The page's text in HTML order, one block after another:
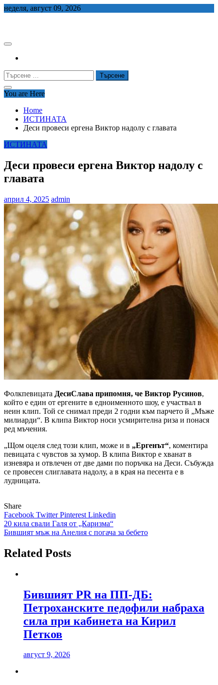
Skip
неделя, август 09, 2026
Търсене
за:
You are Here
Home
ИСТИНАТА
Деси провеси ергена Виктор надолу с главата
ИСТИНАТА
Деси провеси ергена Виктор надолу с
главата
април 4, 2025 admin
Фолкпевицата ДесиСлава припомня, че Виктор Русинов,
който е един от ергените в едноименното шоу, е участвал в
неин клип. Той се снимал преди 2 годни към парчето й „Мъже
милиарди“. В клипа Виктор носи усмирителна риза и понася
ред мъчения.
„Щом оцеля след този клип, може и в „Ергенът“, коментира
певицата с чувстов за хумор. В клипа Виктор е хванат в
изневяра и отвлечен от две дами по поръчка на Деси. Събужда
се провесен слиглавата надолу, а в края на песента е в
лудницата.
Share
Facebook TwitterPinterest Linkedin
Навигация
20 кила свали Галя от „Каризма“
Бившият мъж на Анелия с погача за бебето
Related Posts
Бившият PR на ПП-ДБ:
Петроханските педофили набраха
сила при кабинета на Кирил
Петков
август 9, 2026